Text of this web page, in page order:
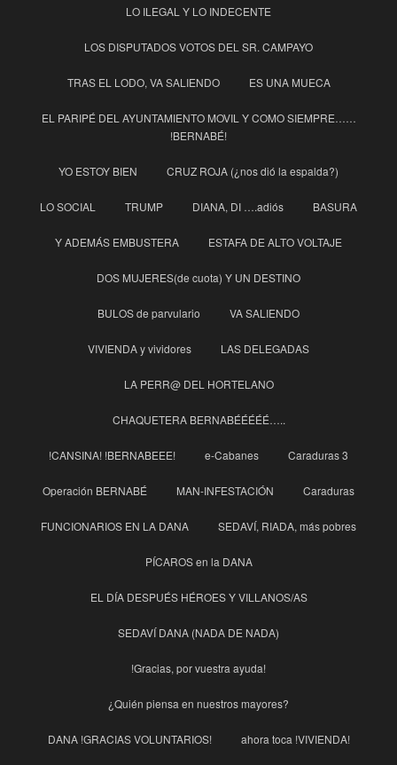
LO ILEGAL Y LO INDECENTE
LOS DISPUTADOS VOTOS DEL SR. CAMPAYO
TRAS EL LODO, VA SALIENDO ES UNA MUECA
EL PARIPÉ DEL AYUNTAMIENTO MOVIL Y COMO SIEMPRE……
!BERNABÉ!
YO ESTOY BIEN CRUZ ROJA (¿nos dió la espalda?)
LO SOCIAL TRUMP DIANA, DI ….adiós BASURA
Y ADEMÁS EMBUSTERA ESTAFA DE ALTO VOLTAJE
DOS MUJERES(de cuota) Y UN DESTINO
BULOS de parvulario VA SALIENDO
VIVIENDA y vividores LAS DELEGADAS
LA PERR@ DEL HORTELANO
CHAQUETERA BERNABÉÉÉÉÉ…..
!CANSINA! !BERNABEEE! e-Cabanes Caraduras 3
Operación BERNABÉ MAN-INFESTACIÓN Caraduras
FUNCIONARIOS EN LA DANA SEDAVÍ, RIADA, más pobres
PÍCAROS en la DANA
EL DÍA DESPUÉS HÉROES Y VILLANOS/AS
SEDAVÍ DANA (NADA DE NADA)
!Gracias, por vuestra ayuda!
¿Quién piensa en nuestros mayores?
DANA !GRACIAS VOLUNTARIOS! ahora toca !VIVIENDA!